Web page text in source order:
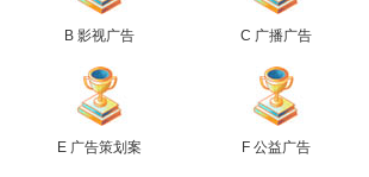
B 影视广告 C 广播广告
E 广告策划案 F 公益广告